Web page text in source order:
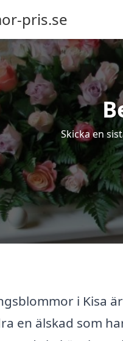
pris.se
Skicka en
i Kisa är
en älskad som